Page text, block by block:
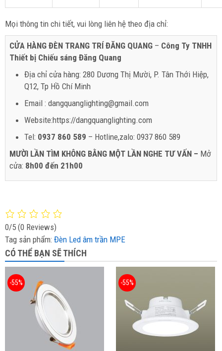
Mọi thông tin chi tiết, vui lòng liên hệ theo địa chỉ:
CỬA HÀNG ĐÈN TRANG TRÍ ĐĂNG QUANG – Công Ty TNHH
Thiết bị Chiếu sáng Đăng Quang
Địa chỉ cửa hàng: 280 Dương Thị Mười, P. Tân Thới Hiệp,
Q12, Tp Hồ Chí Minh
Email : dangquanglighting@gmail.com
Website:https://dangquanglighting.com
Tel: 0937 860 589 – Hotline,zalo: 0937 860 589
MƯỜI LẦN TÌM KHÔNG BẰNG MỘT LẦN NGHE TƯ VẤN – Mở
cửa: 8h00 đến 21h00
0/5 (0 Reviews)
Tag sản phẩm: Đèn Led âm trần MPE
CÓ THỂ BẠN SẼ THÍCH
-55% -55%